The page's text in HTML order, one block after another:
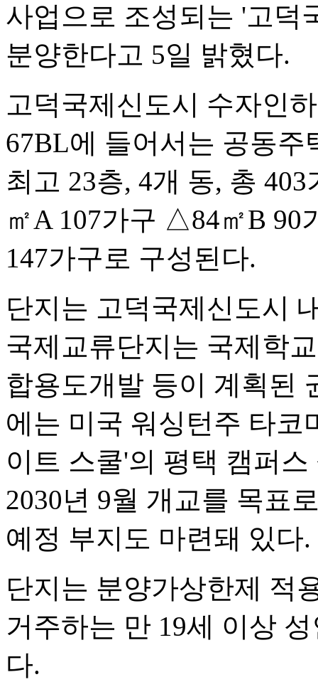
사업으로 조성되는 '고덕
분양한다고 5일 밝혔다.
고덕국제신도시 수자인
67BL에 들어서는 공동주
최고 23층, 4개 동, 총
㎡A 107가구 △84㎡B
147가구로 구성된다.
단지는 고덕국제신도시
국제교류단지는 국제학
합용도개발 등이 계획된
에는 미국 워싱턴주 타코
이트 스쿨'의 평택 캠퍼
2030년 9월 개교를 목표
예정 부지도 마련돼 있다.
단지는 분양가상한제 적
거주하는 만 19세 이상
다.